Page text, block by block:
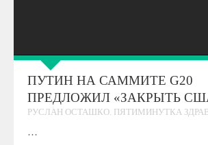
ПУТИН НА САММИТЕ G20
ПРЕДЛОЖИЛ «ЗАКРЫТЬ
РУСЛАН ОСТАШКО. ПЯТИМИНУТКА
…